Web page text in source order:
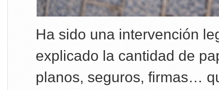
Ha sido una intervención
explicado la cantidad de
planos, seguros, firmas…